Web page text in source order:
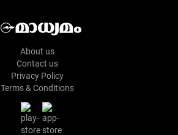
About us
Contact us
Privacy Policy
Terms & Conditions